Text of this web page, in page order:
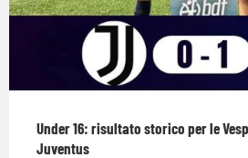
Under 16: risultato storico per le
Juventus